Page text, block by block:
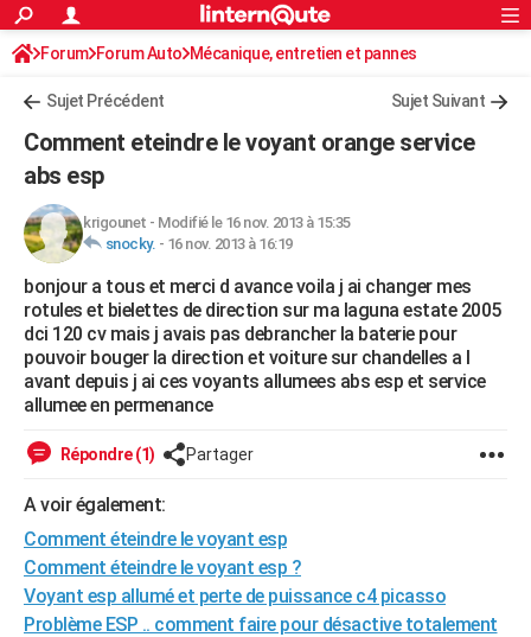
ACTUALITÉS
Politique
Société
Faits Divers
Education
Monde
Villes
+
Programme TV
Streaming
Cinéma
Sorties cinéma
Musique
FINANCE
Retraite
Impôts
Epargne
Immobilier
Risques naturels par ville
Banque
Assurance
Crédit
AUTO
Essais
Réserver un essai
Citadines
Berlines
SUV
Forum auto
HIGH-TECH
Mobiles
Meilleur smartphone
Internet
Ordinateurs
Jeux vidéo
Guide high-tech
+BRICOLAGE
Forum
Aménagement intérieur
Extérieur
Cuisine
Salle de bains
Jardinage
Rangement
WEEK-END
Guides de France
Escapades
Patrimoine
Expositions
Musées
Week-end nature
+LIFESTYLE
Art de vivre
Bien-être
Loisirs
Mode
Modes de vie
SANTE
Alimentation
Guide de la santé
Maladies
Médicaments
Sommeil
VOYAGE
PHOTO
GUIDES D'ACHAT
Rechercher
S'inscrire
Connexion
Forum Forum Auto Mécanique, entretien et pannes
Sujet Précédent Sujet Suivant
Comment eteindre le voyant orange service
abs esp
krigounet - Modifié le 16 nov. 2013 à 15:35
snocky. - 16 nov. 2013 à 16:19
bonjour a tous et merci d avance voila j ai changer mes
rotules et bielettes de direction sur ma laguna estate 2005
dci 120 cv mais j avais pas debrancher la baterie pour
pouvoir bouger la direction et voiture sur chandelles a l
avant depuis j ai ces voyants allumees abs esp et service
allumee en permenance
Répondre (1) Partager
A voir également:
Comment éteindre le voyant esp
Comment éteindre le voyant esp ?
Voyant esp allumé et perte de puissance c4 picasso
Problème ESP .. comment faire pour désactive totalement